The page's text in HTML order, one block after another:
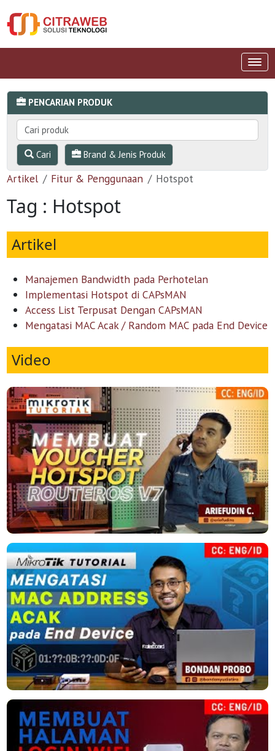
PENCARIAN PRODUK
Cari Brand & Jenis Produk
Artikel Fitur & Penggunaan Hotspot
Tag : Hotspot
Artikel
Manajemen Bandwidth pada Perhotelan
Implementasi Hotspot di CAPsMAN
Access List Terpusat Dengan CAPsMAN
Mengatasi MAC Acak / Random MAC pada End Device
Video